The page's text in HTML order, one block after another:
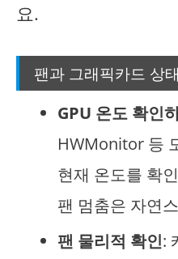
요.
팬과 그래픽카드 상
GPU 온도 확인
HWMonitor 등
현재 온도를 확
팬 멈춤은 자연
팬 물리적 확인: